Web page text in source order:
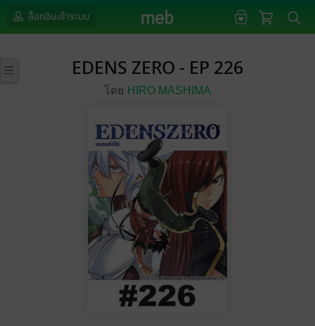
ล็อกอินเข้าระบบ
EDENS ZERO - EP 226
โดย HIRO MASHIMA